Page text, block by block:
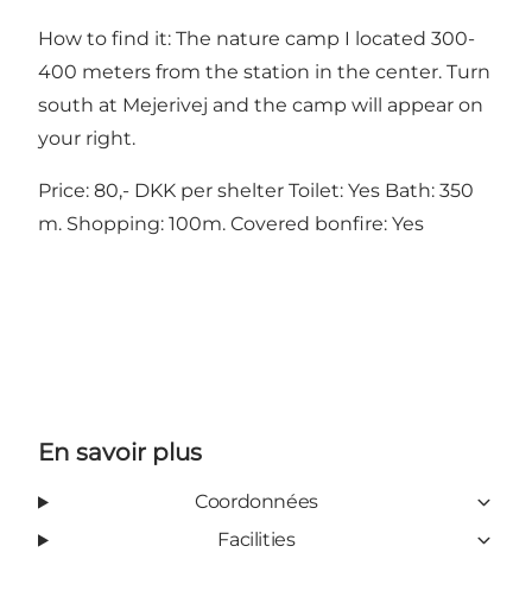
How to find it: The nature camp I located 300-
400 meters from the station in the center. Turn
south at Mejerivej and the camp will appear on
your right.
Price: 80,- DKK per shelter Toilet: Yes Bath: 350
m. Shopping: 100m. Covered bonfire: Yes
En savoir plus
Coordonnées
Facilities